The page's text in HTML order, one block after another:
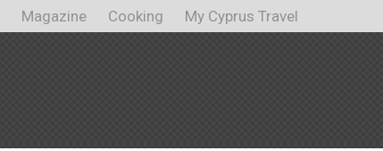
Magazine Cooking My Cyprus Travel